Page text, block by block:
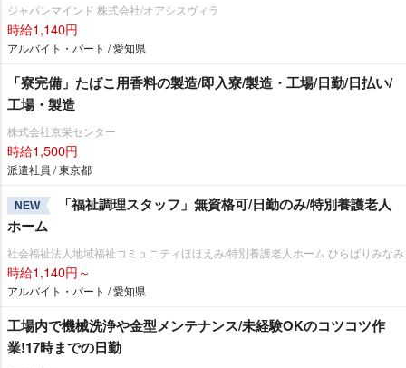
ジャパンマインド 株式会社/オアシスヴィラ
時給1,140円
アルバイト・パート / 愛知県
「寮完備」たばこ用香料の製造/即入寮/製造・工場/日勤/日払い/
工場・製造
株式会社京栄センター
時給1,500円
派遣社員 / 東京都
NEW
「福祉調理スタッフ」無資格可/日勤のみ/特別養護老人
ホーム
社会福祉法人地域福祉コミュニティほほえみ/特別養護老人ホーム ひらばりみなみ
時給1,140円～
アルバイト・パート / 愛知県
工場内で機械洗浄や金型メンテナンス/未経験OKのコツコツ作
業!17時までの日勤